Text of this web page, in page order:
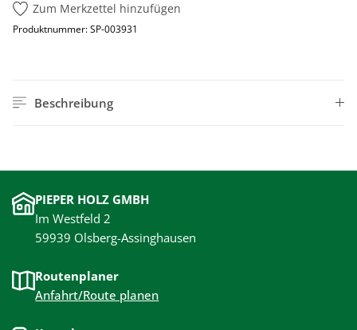
Zum Merkzettel hinzufügen
Produktnummer:SP-003931
Beschreibung
PIEPER HOLZ GMBH
Im Westfeld 2
59939 Olsberg-Assinghausen
Routenplaner
Anfahrt/Route planen